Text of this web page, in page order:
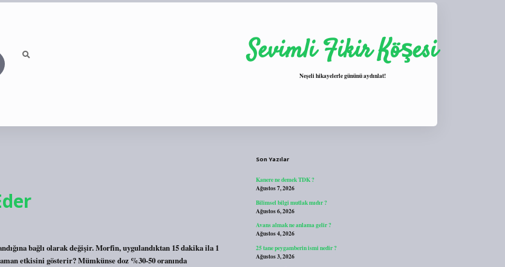
Sevimli Fikir Köşesi
Neşeli hikayelerle gününü aydınlat!
bağlı olarak değişir. Morfin, uygulandıktan 15 dakika ila 1
etkisini gösterir? Mümkünse doz %30-50 oranında
Son Yazılar
Kanere ne demek TDK ?
Ağustos 7, 2026
Bilimsel bilgi mutlak mıdır ?
Ağustos 6, 2026
Avans almak ne anlama gelir ?
Ağustos 4, 2026
25 tane peygamberin ismi nedir ?
Ağustos 3, 2026